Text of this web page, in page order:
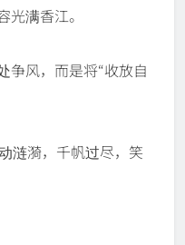
满香江。
争风，而是将“收放自
涟漪，千帆过尽，笑